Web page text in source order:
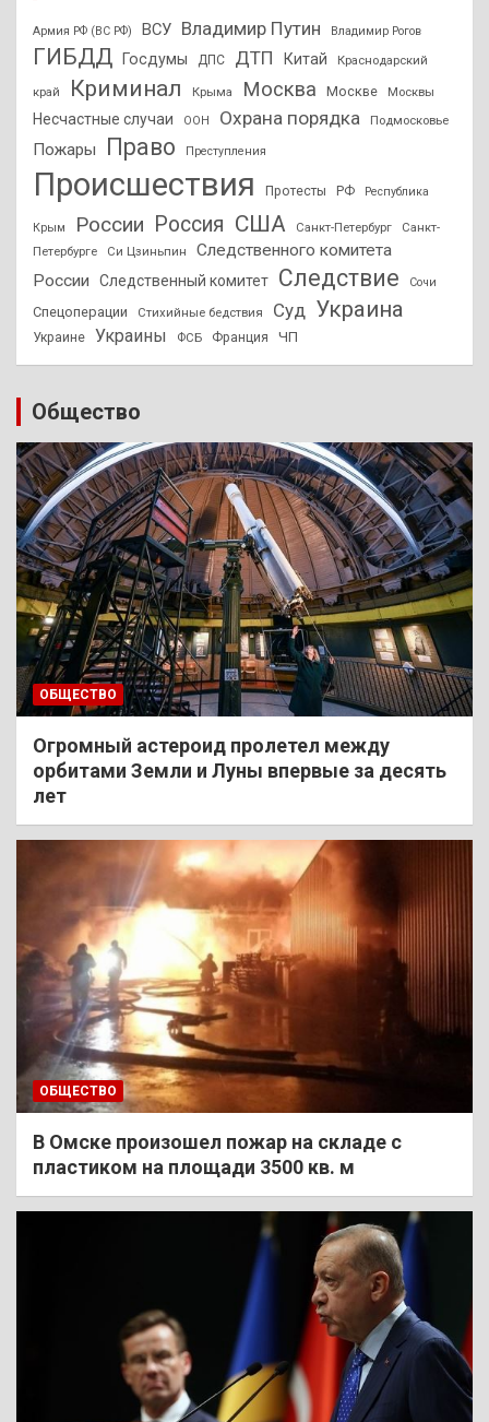
Армия РФ (ВС РФ) ВСУ Владимир Путин Владимир Рогов
ГИБДД Госдумы ДПС ДТП Китай Краснодарский
край Криминал Крыма Москва Москве Москвы
Несчастные случаи ООН Охрана порядка Подмосковье
Пожары Право Преступления
Происшествия Протесты РФ Республика
Крым России Россия США Санкт-Петербург
Санкт-
Петербурге
Си Цзиньпин
Следственного комитета
России
Следственный комитет Следствие Сочи
Спецоперации Стихийные бедствия Суд Украина
Украине Украины ФСБ Франция ЧП
Общество
ОБЩЕСТВО
Огромный астероид пролетел между
орбитами Земли и Луны впервые за десять
лет
ОБЩЕСТВО
В Омске произошел пожар на складе с
пластиком на площади 3500 кв. м